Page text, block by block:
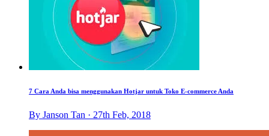
7 Cara Anda bisa menggunakan Hotjar untuk Toko E-commerce Anda
By Janson Tan · 27th Feb, 2018